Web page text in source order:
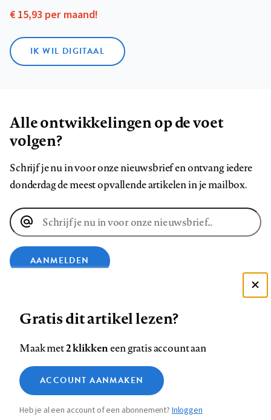
€ 15,93 per maand!
IK WIL DIGITAAL
Alle ontwikkelingen op de voet
volgen?
Schrijf je nu in voor onze nieuwsbrief en ontvang iedere
donderdag de meest opvallende artikelen in je mailbox.
E-
mailadres
AANMELDEN
op
Facebook
op
LinkedIn
op
Bluesky
ons
op
InstagramYouTube
Footer
Contact Colofon Disclaimer Privacy
Medische vragen verdienen
betrouwbare antwoorden
Zie onze cookie policy
Analytische cookies
Marketing cookies
Gratis dit artikel lezen?
Maak met2 klikkeneen gratis account aan
ACCOUNT AANMAKEN
Heb je al een account of een abonnement?Inloggen